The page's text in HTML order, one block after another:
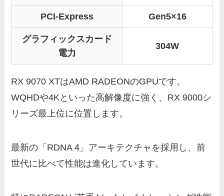
PCI-Express Gen5×16
グラフィックスカード
電力
304W
RX 9070 XTはAMD RADEONのGPUです。
WQHDや4Kといった高解像度に強く、RX 9000シ
リーズ最上位に位置します。
最新の「RDNA 4」アーキテクチャを採用し、前
世代に比べて性能は進化しています。